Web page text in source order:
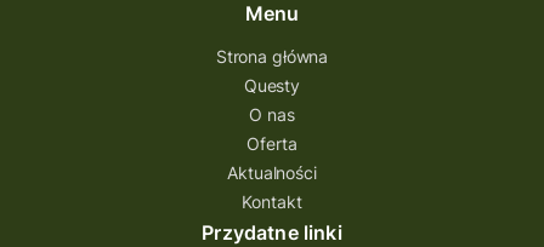
Menu
Strona główna
Questy
O nas
Oferta
Aktualności
Kontakt
Przydatne linki